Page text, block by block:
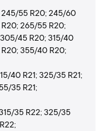
55 R20; 245/60
265/55 R20;
45 R20; 315/40
355/40 R20;
40 R21; 325/35 R21;
35 R21;
35 R22; 325/35